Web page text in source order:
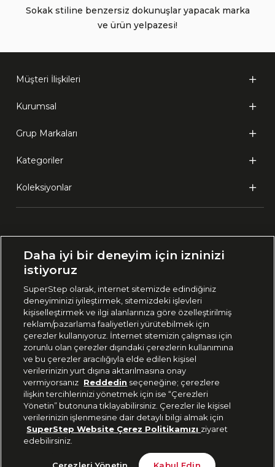
3.599 TL Sepete Ekle
Sokak stiline benzersiz dokunuşlar yapacak marka
ve ürün yelpazesi!
Müşteri İlişkileri
Kurumsal
Grup Markaları
Kategoriler
Koleksiyonlar
🇹🇷 Türkiye
444 37 36
Uygulamadan Takip Edin
Bizi Takip Edin
Daha iyi bir deneyim için izninizi
istiyoruz
SuperStep olarak, internet sitemizde edindiğiniz
deneyiminizi iyileştirmek, sitemizdeki işlevleri
kişiselleştirmek ve ilgi alanlarınıza göre özelleştirilmiş
reklam/pazarlama faaliyetleri yürütebilmek için
çerezler kullanıyoruz. İnternet sitemizin çalışması için
zorunlu olan çerezler dışındaki çerezlerin kullanımına
ve bu çerezler aracılığıyla elde edilen kişisel
verilerinizin yurt dışına aktarılmasına onay
vermiyorsanız Reddedin seçeneğine; çerezlere
ilişkin tercihlerinizi yönetmek için ise “Çerezleri
Yönetin” butonuna tıklayabilirsiniz. Çerezler ile kişisel
verilerinizin işlenmesine dair detaylı bilgi almak için
SuperStep Website Çerez Politikamızı ziyaret
edebilirsiniz.